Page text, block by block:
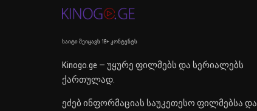
საიტი შეიცავს 18+ კონტენტს
Kinogo.ge — უყურე ფილმებს და სერიალებს
ქართულად.
ეძებ ინფორმაციას საუკეთესო ფილმებსა და